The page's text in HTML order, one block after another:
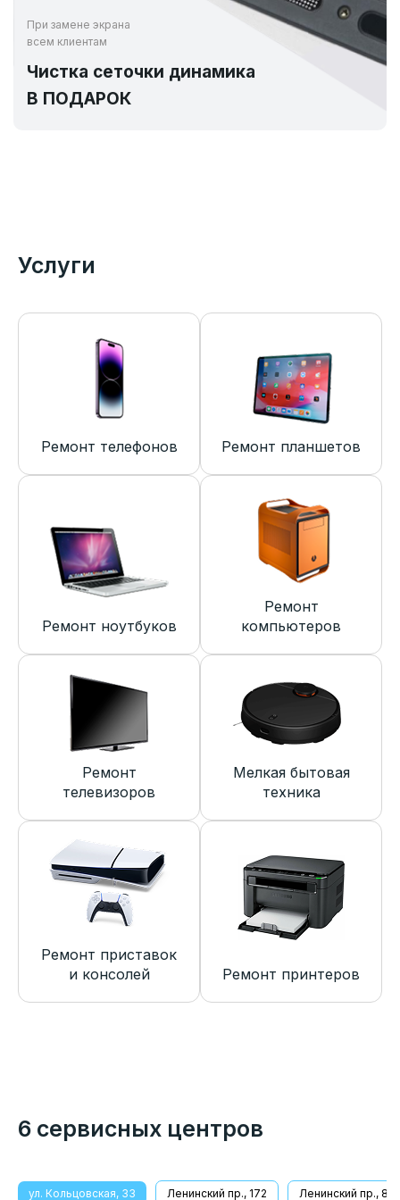
При замене экрана
всем клиентам
Чистка сеточки динамика
В ПОДАРОК
Услуги
Ремонт телефонов Ремонт планшетов
Ремонт ноутбуков
Ремонт
компьютеров
Ремонт
телевизоров
Мелкая бытовая
техника
Ремонт приставок
и консолей
Ремонт принтеров
6 сервисных центров
ул. Кольцовская, 33 Ленинский пр., 172 Ленинский пр., 8/1